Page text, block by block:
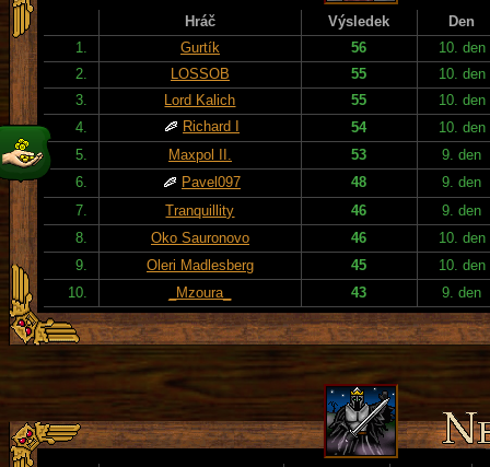
Hráč Výsledek
Den
1.
Gurtík 56
10. den
2.
LOSSOB 55
10. den
3.
Lord Kalich 55
10. den
4.
Richard I 54
10. den
5.
Maxpol II. 53
9. den
6.
Pavel097 48
9. den
7.
Tranquillity 46
9. den
8.
Oko Sauronovo 46
10. den
9.
Oleri Madlesberg 45
10. den
10.
_Mzoura_ 43 9. den